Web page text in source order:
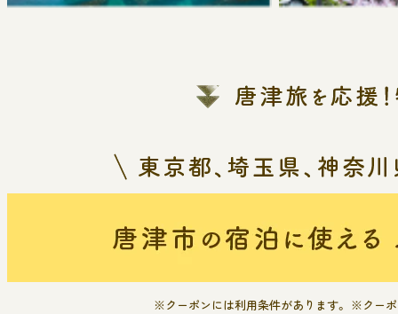
※クーポンには利用条件があります。 ※クー